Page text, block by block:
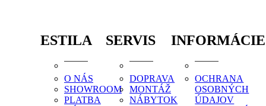
ESTILA
O NÁS
SHOWROOM
PLATBA
SERVIS
DOPRAVA
MONTÁŽ
NÁBYTOK
INFORMÁCIE
OCHRANA
OSOBNÝCH
ÚDAJOV